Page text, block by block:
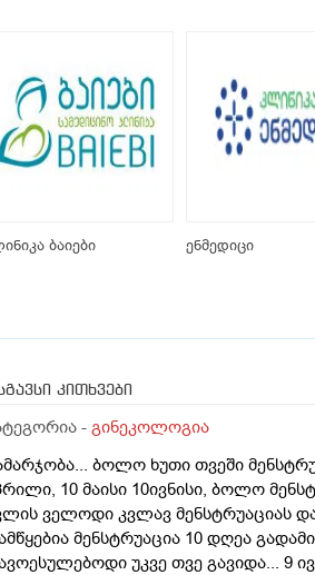
ბაიები ენმედიცი
კითხვები
- გინეკოლოგია
ბოლო ხუთი თვეში
10 მაისი 10ივნისი, ბოლო
ველოდი კვლავ მენსტრუაციას
მენსტრუაცია 10 დღეა
უკვე თვე გავიდა...